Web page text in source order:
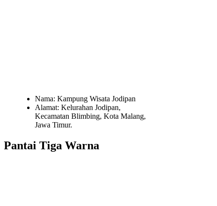
Nama: Kampung Wisata Jodipan
Alamat: Kelurahan Jodipan,
Kecamatan Blimbing, Kota Malang,
Jawa Timur.
Pantai Tiga Warna